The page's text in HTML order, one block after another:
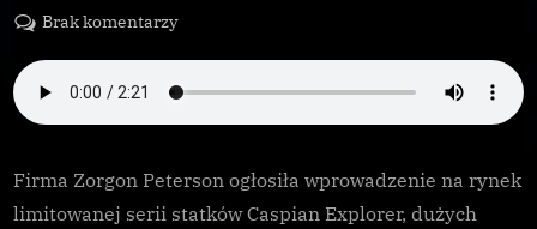
on
Brak komentarzydo
prezentuje
statek
Explorer
Firma Zorgon Peterson ogłosiła wprowadzenie na rynek
limitowanej serii statków Caspian Explorer, dużych